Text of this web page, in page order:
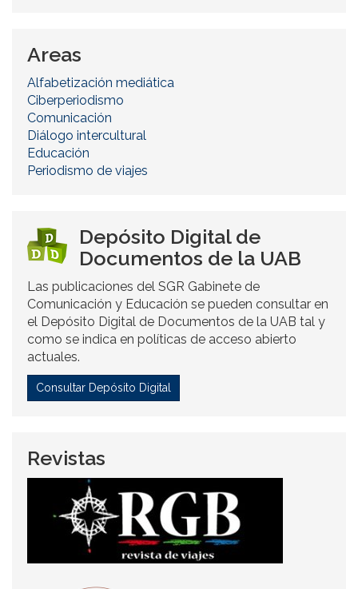
Areas
Alfabetización mediática
Ciberperiodismo
Comunicación
Diálogo intercultural
Educación
Periodismo de viajes
Depósito Digital de
Documentos de la UAB
Las publicaciones del SGR Gabinete de
Comunicación y Educación se pueden consultar en
el Depósito Digital de Documentos de la UAB tal y
como se indica en políticas de acceso abierto
actuales.
Consultar Depósito Digital
Revistas